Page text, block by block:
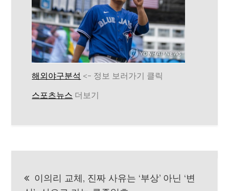
해외야구분석 <- 정보 보러가기 클릭
스포츠뉴스 더보기
이의리 교체, 진짜 사유는 ‘부상’ 아닌 ‘변